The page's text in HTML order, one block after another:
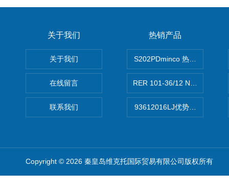
关于我们
关于我们
在线留言
联系我们
热销产品
S202PDminco 热电阻
RER 101-36/12 NHH离心
93612016LJ优势供应美国
Copyright © 2026 秦皇岛维克托国际贸易有限公司版权所有